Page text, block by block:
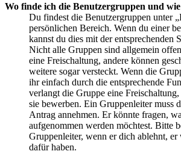
Wo finde ich die Benutzergruppen und
Du findest die Benutzergruppen unter
persönlichen Bereich. Wenn du einer
kannst du dies mit der entsprechenden
Nicht alle Gruppen sind allgemein
eine Freischaltung, andere können
weitere sogar versteckt. Wenn die
ihr einfach durch die entsprechende
verlangt die Gruppe eine
sie bewerben. Ein Gruppenleiter muss
Antrag annehmen. Er könnte fragen,
aufgenommen werden möchtest. Bitte
Gruppenleiter, wenn er dich ablehnt,
dafür haben.